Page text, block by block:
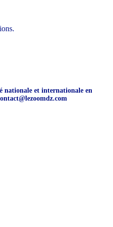
nationale et internationale en